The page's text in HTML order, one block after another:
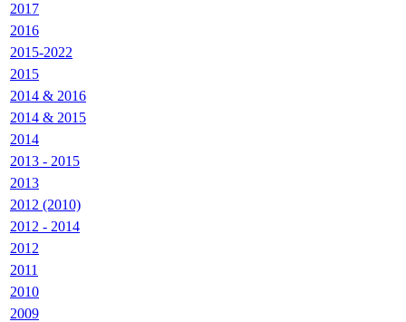
2017
2016
2015-2022
2015
2014 & 2016
2014 & 2015
2014
2013 - 2015
2013
2012 (2010)
2012 - 2014
2012
2011
2010
2009